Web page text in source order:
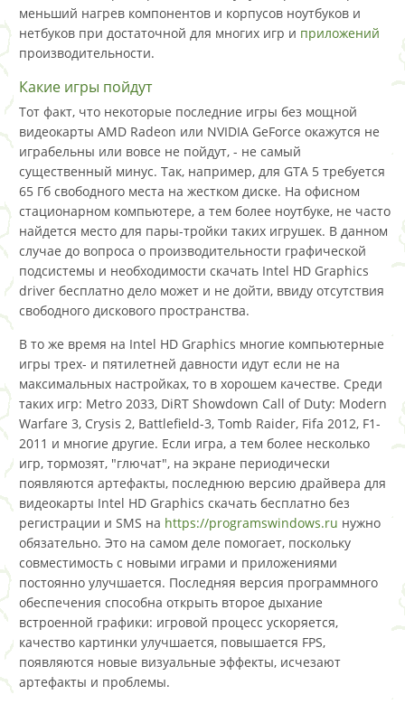
меньший нагрев компонентов и корпусов ноутбуков и
нетбуков при достаточной для многих игр и приложений
производительности.
Какие игры пойдут
Тот факт, что некоторые последние игры без мощной
видеокарты AMD Radeon или NVIDIA GeForce окажутся не
играбельны или вовсе не пойдут, - не самый
существенный минус. Так, например, для GTA 5 требуется
65 Гб свободного места на жестком диске. На офисном
стационарном компьютере, а тем более ноутбуке, не часто
найдется место для пары-тройки таких игрушек. В данном
случае до вопроса о производительности графической
подсистемы и необходимости скачать Intel HD Graphics
driver бесплатно дело может и не дойти, ввиду отсутствия
свободного дискового пространства.
В то же время на Intel HD Graphics многие компьютерные
игры трех- и пятилетней давности идут если не на
максимальных настройках, то в хорошем качестве. Среди
таких игр: Metro 2033, DiRT Showdown Call of Duty: Modern
Warfare 3, Crysis 2, Battlefield-3, Tomb Raider, Fifa 2012, F1-
2011 и многие другие. Если игра, а тем более несколько
игр, тормозят, "глючат", на экране периодически
появляются артефакты, последнюю версию драйвера для
видеокарты Intel HD Graphics скачать бесплатно без
регистрации и SMS на https://programswindows.ru нужно
обязательно. Это на самом деле помогает, поскольку
совместимость с новыми играми и приложениями
постоянно улучшается. Последняя версия программного
обеспечения способна открыть второе дыхание
встроенной графики: игровой процесс ускоряется,
качество картинки улучшается, повышается FPS,
появляются новые визуальные эффекты, исчезают
артефакты и проблемы.